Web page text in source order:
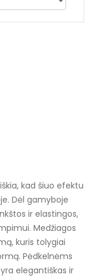
kad šiuo efektu
Dėl gamyboje
ir elastingos,
Medžiagos
kuris tolygiai
Pėdkelnėms
elegantiškas ir